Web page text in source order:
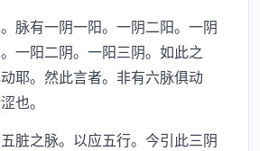
有一阴一阳。一阴二阳。一阴
一阳二阴。一阳三阴。如此之
耶。然此言者。非有六脉俱动
也。
之脉。以应五行。今引此三阴